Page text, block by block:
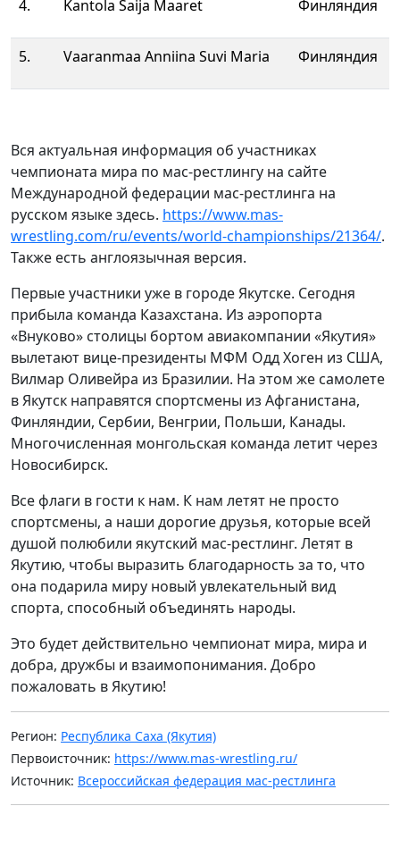
4. Kantola Saija Maaret Финляндия
5. Vaaranmaa Anniina Suvi Maria Финляндия
Вся актуальная информация об участниках
чемпионата мира по мас-рестлингу на сайте
Международной федерации мас-рестлинга на
русском языке здесь. https://www.mas-
wrestling.com/ru/events/world-championships/21364/.
Также есть англоязычная версия.
Первые участники уже в городе Якутске. Сегодня
прибыла команда Казахстана. Из аэропорта
«Внуково» столицы бортом авиакомпании «Якутия»
вылетают вице-президенты МФМ Одд Хоген из США,
Вилмар Оливейра из Бразилии. На этом же самолете
в Якутск направятся спортсмены из Афганистана,
Финляндии, Сербии, Венгрии, Польши, Канады.
Многочисленная монгольская команда летит через
Новосибирск.
Все флаги в гости к нам. К нам летят не просто
спортсмены, а наши дорогие друзья, которые всей
душой полюбили якутский мас-рестлинг. Летят в
Якутию, чтобы выразить благодарность за то, что
она подарила миру новый увлекательный вид
спорта, способный объединять народы.
Это будет действительно чемпионат мира, мира и
добра, дружбы и взаимопонимания. Добро
пожаловать в Якутию!
Регион: Республика Саха (Якутия)
Первоисточник: https://www.mas-wrestling.ru/
Источник: Всероссийская федерация мас-рестлинга